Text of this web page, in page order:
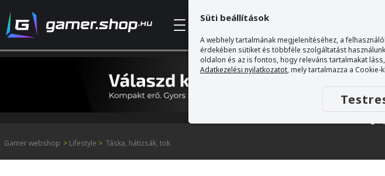
Kategóriák
Gamer webshop > Lifestyle > Táska, hátizsák, tok
Süti beállítások
A webhely tartalmának megjelenítéséhez, a
érdekében sütiket és többféle szolgáltatást
oldalon és az is fontos, hogy releváns tartalmakat
Adatkezelési nyilatkozatot, mely tartalmazza a